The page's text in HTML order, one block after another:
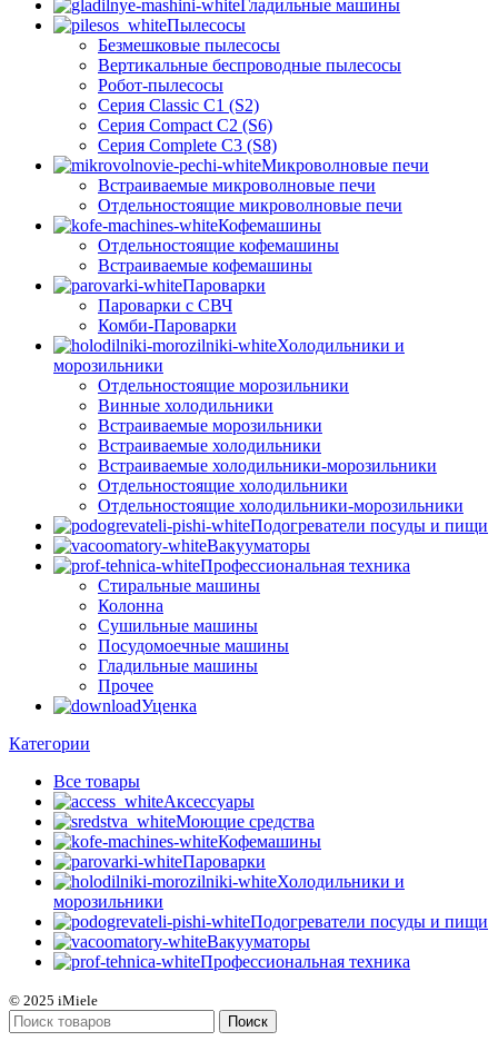
Гладильные машины
Пылесосы
Безмешковые пылесосы
Вертикальные беспроводные пылесосы
Робот-пылесосы
Серия Classic C1 (S2)
Серия Compact C2 (S6)
Серия Complete C3 (S8)
Микроволновые печи
Встраиваемые микроволновые печи
Отдельностоящие микроволновые печи
Кофемашины
Отдельностоящие кофемашины
Встраиваемые кофемашины
Пароварки
Пароварки с СВЧ
Комби-Пароварки
Холодильники и
морозильники
Отдельностоящие морозильники
Винные холодильники
Встраиваемые морозильники
Встраиваемые холодильники
Встраиваемые холодильники-морозильники
Отдельностоящие холодильники
Отдельностоящие холодильники-морозильники
Подогреватели посуды и пищи
Вакууматоры
Профессиональная техника
Стиральные машины
Колонна
Сушильные машины
Посудомоечные машины
Гладильные машины
Прочее
Уценка
Категории
Все товары
Аксессуары
Моющие средства
Кофемашины
Пароварки
Холодильники и
морозильники
Подогреватели посуды и пищи
Вакууматоры
Профессиональная техника
© 2025 iMiele
Поиск